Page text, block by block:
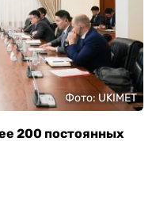
Фото: UKIMET
200 постоянных